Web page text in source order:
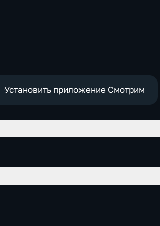
Установить приложение Смотрим